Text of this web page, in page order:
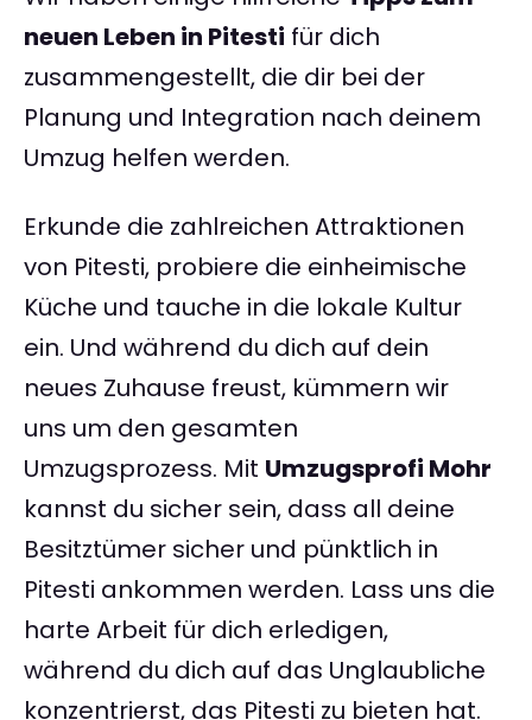
neuen Leben in Pitesti für dich
zusammengestellt, die dir bei der
Planung und Integration nach deinem
Umzug helfen werden.
Erkunde die zahlreichen Attraktionen
von Pitesti, probiere die einheimische
Küche und tauche in die lokale Kultur
ein. Und während du dich auf dein
neues Zuhause freust, kümmern wir
uns um den gesamten
Umzugsprozess. Mit Umzugsprofi Mohr
kannst du sicher sein, dass all deine
Besitztümer sicher und pünktlich in
Pitesti ankommen werden. Lass uns die
harte Arbeit für dich erledigen,
während du dich auf das Unglaubliche
konzentrierst, das Pitesti zu bieten hat.